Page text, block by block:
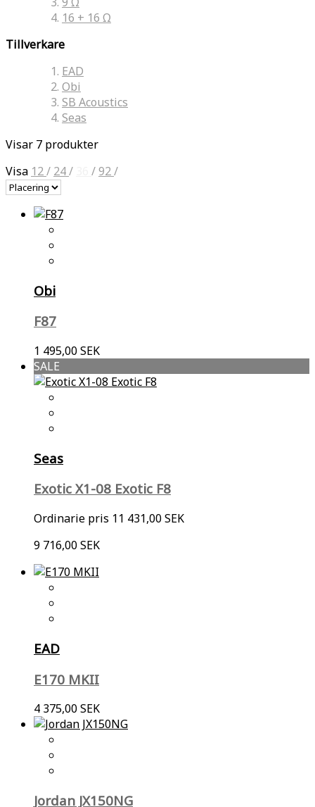
16 + 16 Ω
Tillverkare
EAD
Obi
SB Acoustics
Seas
Visar 7 produkter
Visa 12/ 24/ /92/
Obi
F87
1 495,00 SEK
SALE
Seas
Exotic X1-08 Exotic F8
Ordinarie pris 11 431,00 SEK
9 716,00 SEK
EAD
E170 MKII
4 375,00 SEK
Jordan JX150NG